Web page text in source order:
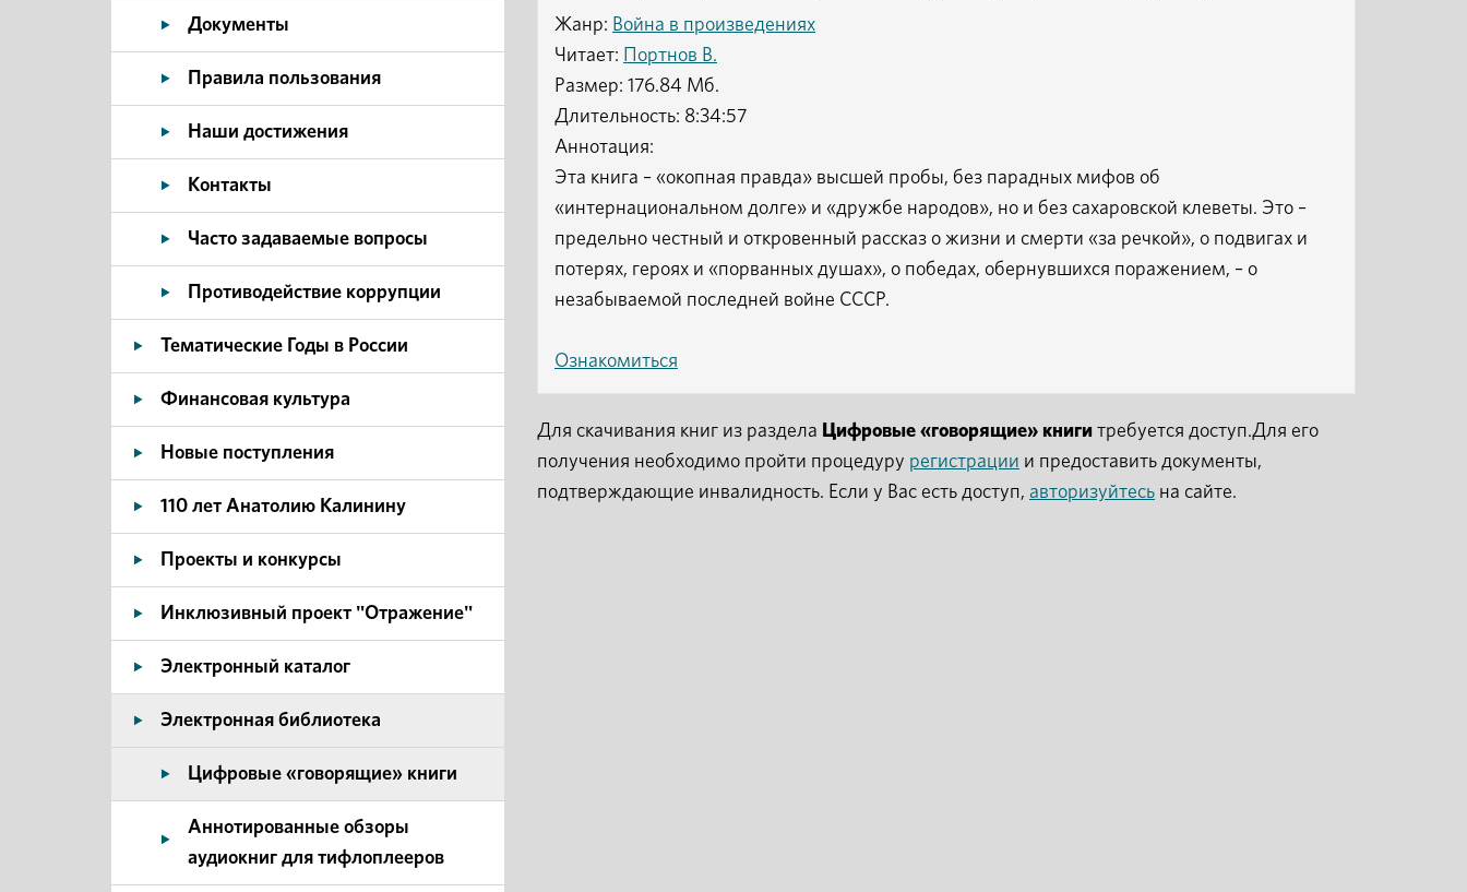
Документы
Правила пользования
Наши достижения
Контакты
Часто задаваемые вопросы
Противодействие коррупции
Тематические Годы в России
Финансовая культура
Новые поступления
110 лет Анатолию Калинину
Проекты и конкурсы
Инклюзивный проект "Отражение"
Электронный каталог
Электронная библиотека
Цифровые «говорящие» книги
Аннотированные обзоры
аудиокниг для тифлоплееров
Жанр: Война в произведениях
Читает: Портнов В.
Размер: 176.84 Мб.
Длительность: 8:34:57
Аннотация:
Эта книга – «окопная правда» высшей пробы, без парадных мифов об
«интернациональном долге» и «дружбе народов», но и без сахаровской клеветы. Это –
предельно честный и откровенный рассказ о жизни и смерти «за речкой», о подвигах и
потерях, героях и «порванных душах», о победах, обернувшихся поражением, – о
незабываемой последней войне СССР.
Ознакомиться
Для скачивания книг из раздела Цифровые «говорящие» книги требуется доступ.Для его
получения необходимо пройти процедуру регистрации и предоставить документы,
подтверждающие инвалидность. Если у Вас есть доступ, авторизуйтесь на сайте.